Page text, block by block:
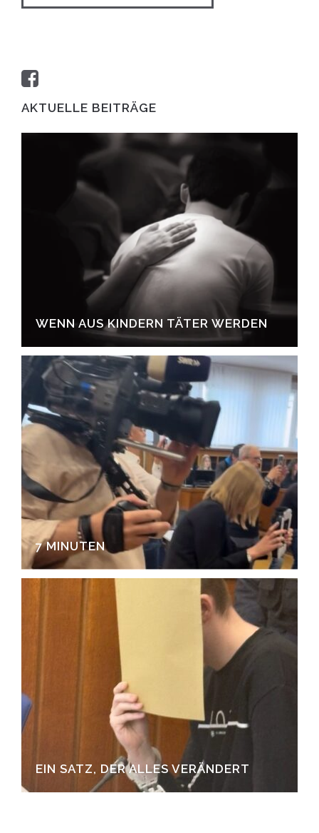
AKTUELLE BEITRÄGE
WENN AUS KINDERN TÄTER WERDEN
7 MINUTEN
EIN SATZ, DER ALLES VERÄNDERT